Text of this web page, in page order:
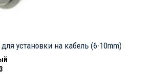
установки на кабель (6-10mm)
3